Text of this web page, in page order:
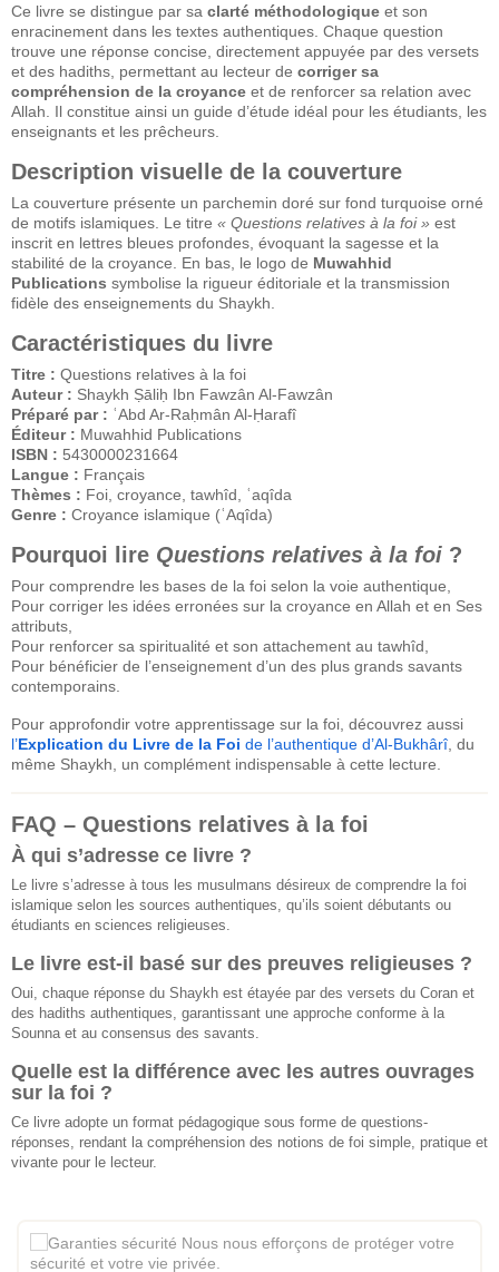
Ce livre se distingue par sa clarté méthodologique et son
enracinement dans les textes authentiques. Chaque question
trouve une réponse concise, directement appuyée par des versets
et des hadiths, permettant au lecteur de corriger sa
compréhension de la croyance et de renforcer sa relation avec
Allah. Il constitue ainsi un guide d’étude idéal pour les étudiants, les
enseignants et les prêcheurs.
Description visuelle de la couverture
La couverture présente un parchemin doré sur fond turquoise orné
de motifs islamiques. Le titre « Questions relatives à la foi » est
inscrit en lettres bleues profondes, évoquant la sagesse et la
stabilité de la croyance. En bas, le logo de Muwahhid
Publications symbolise la rigueur éditoriale et la transmission
fidèle des enseignements du Shaykh.
Caractéristiques du livre
Titre : Questions relatives à la foi
Auteur : Shaykh Ṣāliḥ Ibn Fawzân Al-Fawzân
Préparé par : ʿAbd Ar-Raḥmân Al-Ḥarafî
Éditeur : Muwahhid Publications
ISBN : 5430000231664
Langue : Français
Thèmes : Foi, croyance, tawhîd, ʿaqîda
Genre : Croyance islamique (ʿAqîda)
Pourquoi lire Questions relatives à la foi ?
Pour comprendre les bases de la foi selon la voie authentique,
Pour corriger les idées erronées sur la croyance en Allah et en Ses
attributs,
Pour renforcer sa spiritualité et son attachement au tawhîd,
Pour bénéficier de l’enseignement d’un des plus grands savants
contemporains.
Pour approfondir votre apprentissage sur la foi, découvrez aussi
l’Explication du Livre de la Foi de l’authentique d’Al-Bukhârî , du
même Shaykh, un complément indispensable à cette lecture.
FAQ – Questions relatives à la foi
À qui s’adresse ce livre ?
Le livre s’adresse à tous les musulmans désireux de comprendre la foi
islamique selon les sources authentiques, qu’ils soient débutants ou
étudiants en sciences religieuses.
Le livre est-il basé sur des preuves religieuses ?
Oui, chaque réponse du Shaykh est étayée par des versets du Coran et
des hadiths authentiques, garantissant une approche conforme à la
Sounna et au consensus des savants.
Quelle est la différence avec les autres ouvrages
sur la foi ?
Ce livre adopte un format pédagogique sous forme de questions-
réponses, rendant la compréhension des notions de foi simple, pratique et
vivante pour le lecteur.